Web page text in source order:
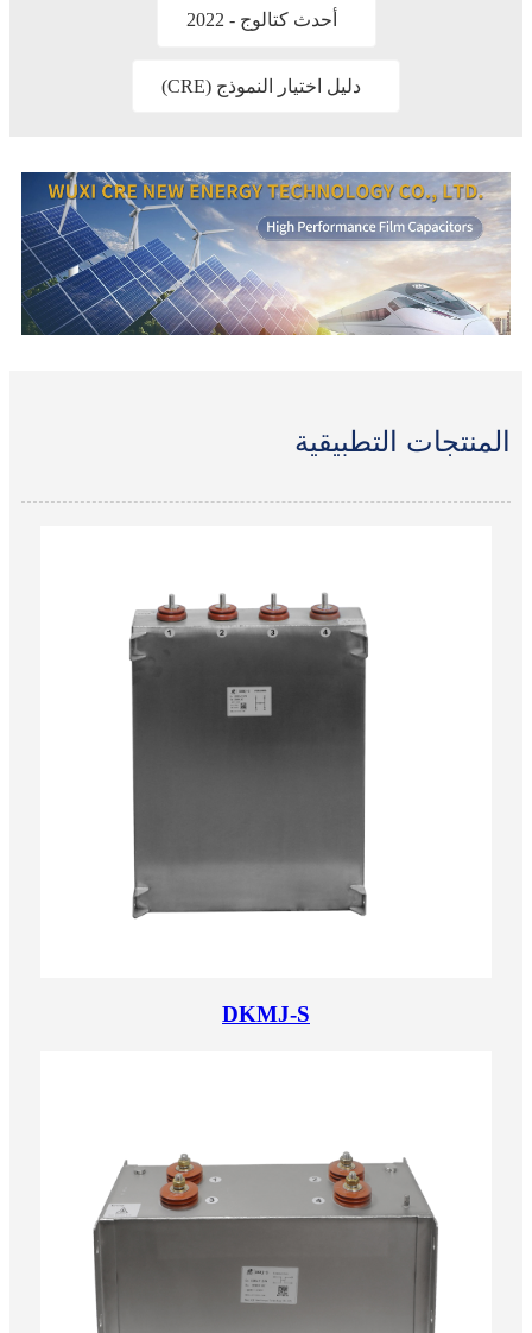
أحدث كتالوج - 2022
دليل اختيار النموذج (CRE)
المنتجات التطبيقية
DKMJ-S